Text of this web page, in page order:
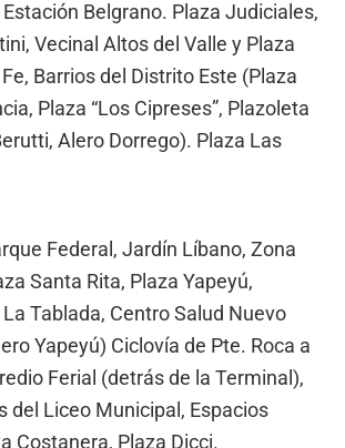
Belgrano. Plaza Judiciales,
Vecinal Altos del Valle y Plaza
Barrios del Distrito Este (Plaza
Plaza “Los Cipreses”, Plazoleta
Alero Dorrego). Plaza Las
Federal, Jardín Líbano, Zona
Santa Rita, Plaza Yapeyú,
Tablada, Centro Salud Nuevo
Yapeyú) Ciclovía de Pte. Roca a
Ferial (detrás de la Terminal),
del Liceo Municipal, Espacios
Costanera, Plaza Dicci.